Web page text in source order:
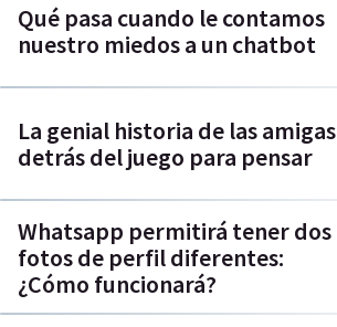
Qué pasa cuando le contamos
nuestro miedos a un chatbot
La genial historia de las amigas
detrás del juego para pensar
Whatsapp permitirá tener dos
fotos de perfil diferentes:
¿Cómo funcionará?